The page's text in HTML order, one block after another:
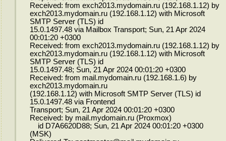
Received: from exch2013.mydomain.ru (192.168.1.12) by
exch2013.mydomain.ru (192.168.1.12) with Microsoft
SMTP Server (TLS) id
15.0.1497.48 via Mailbox Transport; Sun, 21 Apr 2024
00:01:20 +0300
Received: from exch2013.mydomain.ru (192.168.1.12) by
exch2013.mydomain.ru (192.168.1.12) with Microsoft
SMTP Server (TLS) id
15.0.1497.48; Sun, 21 Apr 2024 00:01:20 +0300
Received: from mail.mydomain.ru (192.168.1.6) by
exch2013.mydomain.ru
(192.168.1.12) with Microsoft SMTP Server (TLS) id
15.0.1497.48 via Frontend
Transport; Sun, 21 Apr 2024 00:01:20 +0300
Received: by mail.mydomain.ru (Proxmox)
id D7A6620D88; Sun, 21 Apr 2024 00:01:20 +0300
(MSK)